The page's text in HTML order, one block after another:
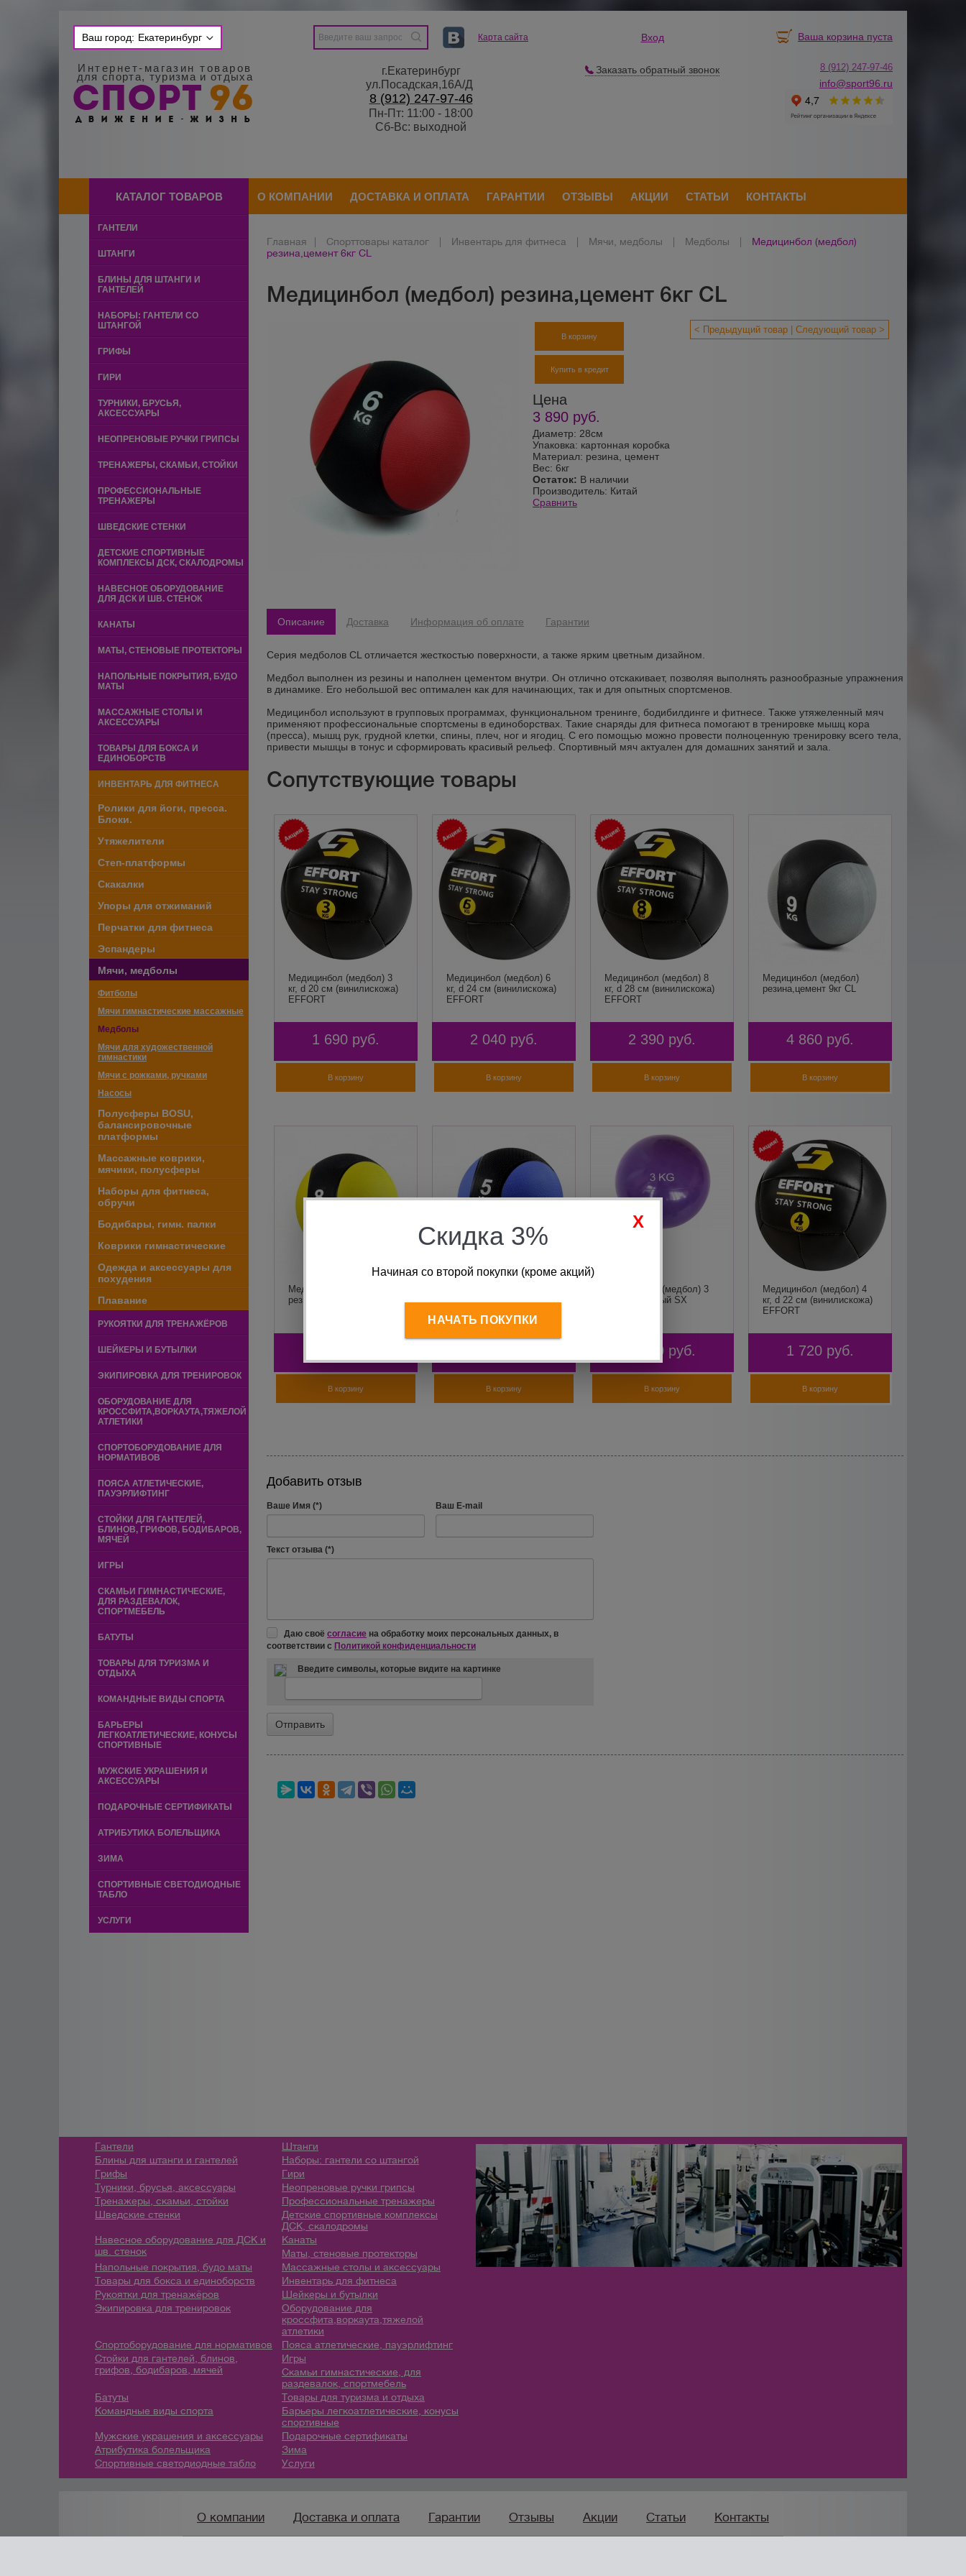
Ваш город: Екатеринбург
Интернет-магазин товаров
для спорта, туризма и отдыха
Карта сайта
г.Екатеринбург
ул.Посадская,16А/Д
8 (912) 247-97-46
Пн-Пт: 11:00 - 18:00
Сб-Вс: выходной
Вход
Заказать обратный звонок
Ваша корзина пуста
8 (912) 247-97-46
info@sport96.ru
КАТАЛОГ ТОВАРОВ О КОМПАНИИ ДОСТАВКА И ОПЛАТА ГАРАНТИИ ОТЗЫВЫ АКЦИИ СТАТЬИ КОНТАКТЫ
ГАНТЕЛИ
ШТАНГИ
БЛИНЫ ДЛЯ ШТАНГИ И
ГАНТЕЛЕЙ
НАБОРЫ: ГАНТЕЛИ СО
ШТАНГОЙ
ГРИФЫ
ГИРИ
ТУРНИКИ, БРУСЬЯ,
АКСЕССУАРЫ
НЕОПРЕНОВЫЕ РУЧКИ ГРИПСЫ
ТРЕНАЖЕРЫ, СКАМЬИ, СТОЙКИ
ПРОФЕССИОНАЛЬНЫЕ
ТРЕНАЖЕРЫ
ШВЕДСКИЕ СТЕНКИ
ДЕТСКИЕ СПОРТИВНЫЕ
КОМПЛЕКСЫ ДСК, СКАЛОДРОМЫ
НАВЕСНОЕ ОБОРУДОВАНИЕ
ДЛЯ ДСК И ШВ. СТЕНОК
КАНАТЫ
МАТЫ, СТЕНОВЫЕ ПРОТЕКТОРЫ
НАПОЛЬНЫЕ ПОКРЫТИЯ, БУДО
МАТЫ
МАССАЖНЫЕ СТОЛЫ И
АКСЕССУАРЫ
ТОВАРЫ ДЛЯ БОКСА И
ЕДИНОБОРСТВ
ИНВЕНТАРЬ ДЛЯ ФИТНЕСА
Ролики для йоги, пресса.
Блоки.
Утяжелители
Степ-платформы
Скакалки
Упоры для отжиманий
Перчатки для фитнеса
Эспандеры
Мячи, медболы
Фитболы
Мячи гимнастические массажные
Медболы
Мячи для художественной
гимнастики
Мячи с рожками, ручками
Насосы
Полусферы BOSU,
балансировочные
платформы
Массажные коврики,
мячики, полусферы
Наборы для фитнеса,
обручи
Бодибары, гимн. палки
Коврики гимнастические
Одежда и аксессуары для
похудения
Плавание
РУКОЯТКИ ДЛЯ ТРЕНАЖЁРОВ
ШЕЙКЕРЫ И БУТЫЛКИ
ЭКИПИРОВКА ДЛЯ ТРЕНИРОВОК
ОБОРУДОВАНИЕ ДЛЯ
КРОССФИТА,ВОРКАУТА,ТЯЖЕЛОЙ
АТЛЕТИКИ
СПОРТОБОРУДОВАНИЕ ДЛЯ
НОРМАТИВОВ
ПОЯСА АТЛЕТИЧЕСКИЕ,
ПАУЭРЛИФТИНГ
СТОЙКИ ДЛЯ ГАНТЕЛЕЙ,
БЛИНОВ, ГРИФОВ, БОДИБАРОВ,
МЯЧЕЙ
ИГРЫ
СКАМЬИ ГИМНАСТИЧЕСКИЕ,
ДЛЯ РАЗДЕВАЛОК,
СПОРТМЕБЕЛЬ
БАТУТЫ
ТОВАРЫ ДЛЯ ТУРИЗМА И
ОТДЫХА
КОМАНДНЫЕ ВИДЫ СПОРТА
БАРЬЕРЫ
ЛЕГКОАТЛЕТИЧЕСКИЕ, КОНУСЫ
СПОРТИВНЫЕ
МУЖСКИЕ УКРАШЕНИЯ И
АКСЕССУАРЫ
ПОДАРОЧНЫЕ СЕРТИФИКАТЫ
АТРИБУТИКА БОЛЕЛЬЩИКА
ЗИМА
СПОРТИВНЫЕ СВЕТОДИОДНЫЕ
ТАБЛО
УСЛУГИ
Главная Спорттовары каталог Инвентарь для фитнеса Мячи, медболы Медболы
Медицинбол (медбол)
резина,цемент 6кг CL
Медицинбол (медбол) резина,цемент 6кг CL
< Предыдущий товар Следующий товар >
Диаметр: 28см
Упаковка: картонная коробка
Материал: резина, цемент
Вес: 6кг
Остаток: В наличии
Производитель: Китай
Цена
3 890 руб.
В корзину
Купить в кредит
Сравнить
Описание Доставка Информация об оплате Гарантии
Серия медболов CL отличается жесткостью поверхности, а также ярким цветным дизайном.
Медбол выполнен из резины и наполнен цементом внутри. Он отлично отскакивает, позволяя выполнять разнообразные упражнения
в динамике. Его небольшой вес оптимален как для начинающих, так и для опытных спортсменов.
Медицинбол используют в групповых программах, функциональном тренинге, бодибилдинге и фитнесе. Также утяжеленный мяч
применяют профессиональные спортсмены в единоборствах. Такие снаряды для фитнеса помогают в тренировке мышц кора
(пресса), мышц рук, грудной клетки, спины, плеч, ног и ягодиц. С его помощью можно провести полноценную тренировку всего тела,
привести мышцы в тонус и сформировать красивый рельеф. Спортивный мяч актуален для домашних занятий и зала.
Сопутствующие товары
Медицинбол (медбол) 3
кг, d 20 см (винилискожа)
EFFORT
1 690 руб.
В корзину
Медицинбол (медбол) 6
кг, d 24 см (винилискожа)
EFFORT
2 040 руб.
В корзину
Медицинбол (медбол) 8
кг, d 28 см (винилискожа)
EFFORT
2 390 руб.
В корзину
Медицинбол (медбол)
резина,цемент 9кг CL
4 860 руб.
В корзину
Медицинбол (медбол)
резина,цемент 8кг CL
В корзину
резина,цемент 5кг CL
В корзину
Медицинбол (медбол) 3
кг, фиолетовый SХ
1 150 руб.
В корзину
Медицинбол (медбол) 4
кг, d 22 см (винилискожа)
EFFORT
1 720 руб.
В корзину
Добавить отзыв
Ваше Имя (*) Ваш E-mail
Текст отзыва (*)
Даю своё согласие на обработку моих персональных данных, в
соответствии с Политикой конфиденциальности
Введите символы, которые видите на картинке
Гантели
Штанги
Блины для штанги и гантелей
Наборы: гантели со штангой
Грифы
Гири
Турники, брусья, аксессуары
Неопреновые ручки грипсы
Тренажеры, скамьи, стойки
Профессиональные тренажеры
Шведские стенки
Детские спортивные комплексы
ДСК, скалодромы
Навесное оборудование для ДСК и
шв. стенок
Канаты
Маты, стеновые протекторы
Напольные покрытия, будо маты
Массажные столы и аксессуары
Товары для бокса и единоборств
Инвентарь для фитнеса
Рукоятки для тренажёров
Шейкеры и бутылки
Экипировка для тренировок
Оборудование для
кроссфита,воркаута,тяжелой
атлетики
Спортоборудование для нормативов
Пояса атлетические, пауэрлифтинг
Стойки для гантелей, блинов,
грифов, бодибаров, мячей
Игры
Скамьи гимнастические, для
раздевалок, спортмебель
Батуты
Товары для туризма и отдыха
Командные виды спорта
Барьеры легкоатлетические, конусы
спортивные
Мужские украшения и аксессуары
Подарочные сертификаты
Атрибутика болельщика
Зима
Спортивные светодиодные табло
Услуги
О компании Доставка и оплата Гарантии Отзывы Акции Статьи Контакты
Скидка 3%
Начиная со второй покупки (кроме акций)
НАЧАТЬ ПОКУПКИ